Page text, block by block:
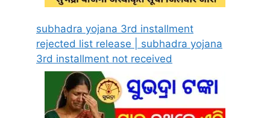
subhadra yojana 3rd installment
rejected list release | subhadra yojana
3rd installment not received